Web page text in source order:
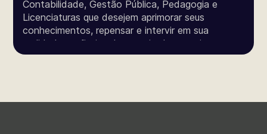
Contabilidade, Gestão Pública, Pedagogia e
Licenciaturas que desejem aprimorar seus
conhecimentos, repensar e intervir em sua
realidade profissional por meio de pesquisa
aplicada P&D, C&T.
Curso com quase 2 décadas de existência e